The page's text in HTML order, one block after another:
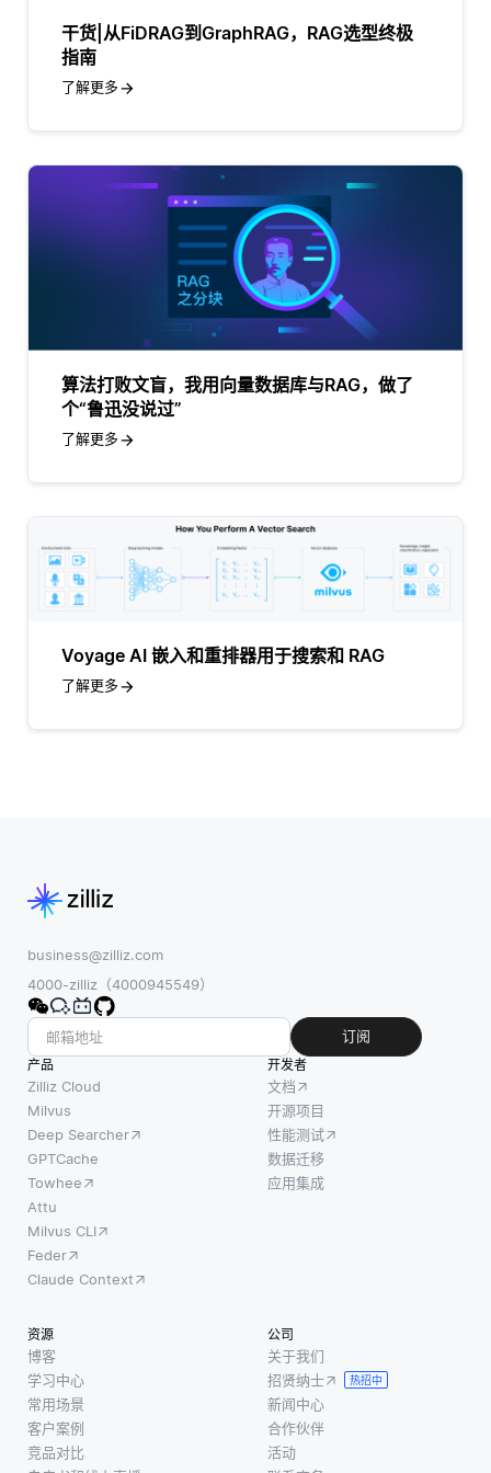
干货|从FiDRAG到GraphRAG，RAG选型终极
指南
了解更多
算法打败文盲，我用向量数据库与RAG，做了
个“鲁迅没说过”
了解更多
Voyage AI 嵌入和重排器用于搜索和 RAG
了解更多
business@zilliz.com
4000-zilliz（4000945549）
订阅
产品
Zilliz Cloud
Milvus
Deep Searcher
GPTCache
Towhee
Attu
Milvus CLI
Feder
Claude Context
开发者
文档
开源项目
性能测试
数据迁移
应用集成
资源
博客
学习中心
常用场景
客户案例
竞品对比
公司
关于我们
招贤纳士
热招中
新闻中心
合作伙伴
活动